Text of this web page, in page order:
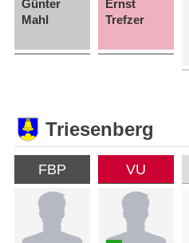
Günter
Mahl
Ernst
Trefzer
Triesenberg
FBP VU